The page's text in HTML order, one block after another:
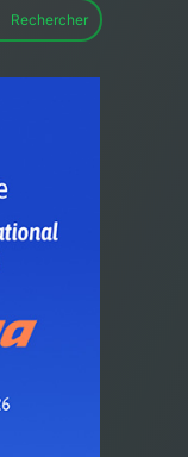
Rechercher